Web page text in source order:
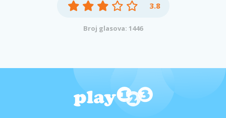
3.8
Broj glasova: 1446